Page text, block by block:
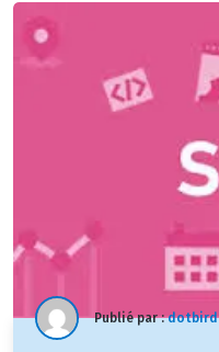
Publié par :dotbird